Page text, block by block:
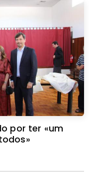
por ter «um